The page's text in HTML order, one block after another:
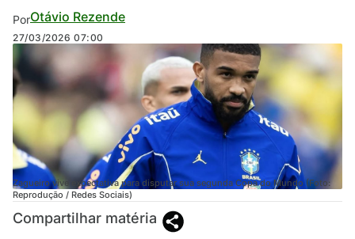
PorOtávio Rezende
27/03/2026 07:00
Zagueiro vive expectativa para disputar sua segunda Copa do Mundo (Foto:
Reprodução / Redes Sociais)
Compartilhar matéria